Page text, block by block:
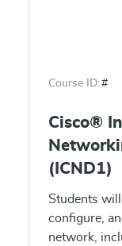
Course ID:#
Cisco®
(ICND1)
Students
configure,
network,